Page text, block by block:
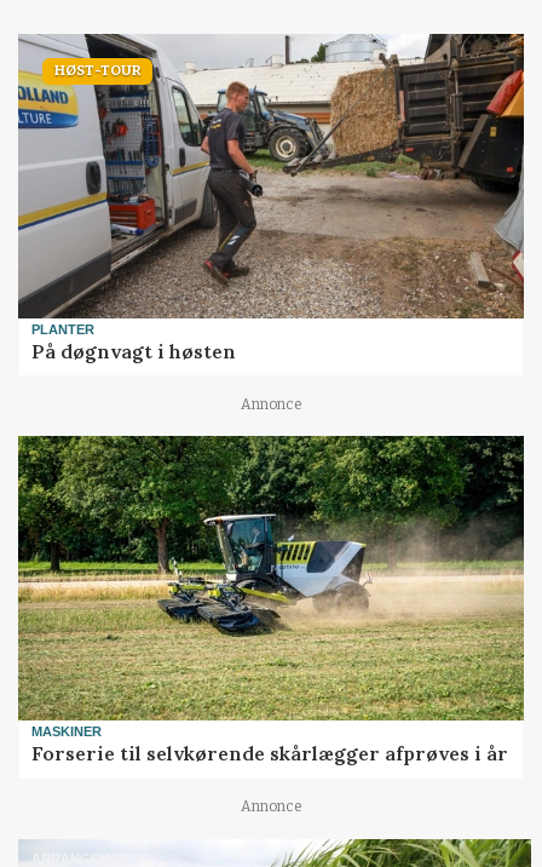
HØST-TOUR
PLANTER
På døgnvagt i høsten
Annonce
MASKINER
Forserie til selvkørende skårlægger afprøves i år
Annonce
ARRANGEMENT